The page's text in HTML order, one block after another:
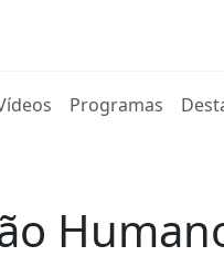
Programas